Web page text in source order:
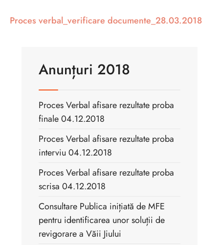
Proces verbal_verificare documente_28.03.2018
Anunțuri 2018
Proces Verbal afisare rezultate proba
finale 04.12.2018
Proces Verbal afisare rezultate proba
interviu 04.12.2018
Proces Verbal afisare rezultate proba
scrisa 04.12.2018
Consultare Publica inițiată de MFE
pentru identificarea unor soluții de
revigorare a Văii Jiului